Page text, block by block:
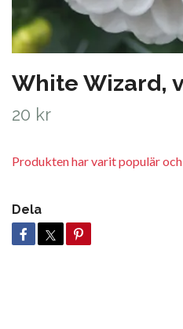
White Wizard,
20 kr
Produkten har varit populär
Dela